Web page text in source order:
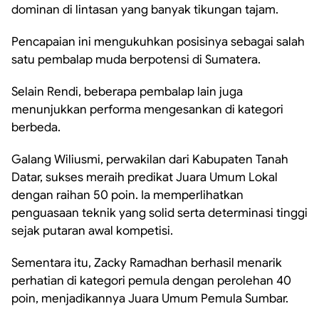
dominan di lintasan yang banyak tikungan tajam.
Pencapaian ini mengukuhkan posisinya sebagai salah
satu pembalap muda berpotensi di Sumatera.
Selain Rendi, beberapa pembalap lain juga
menunjukkan performa mengesankan di kategori
berbeda.
Galang Wiliusmi, perwakilan dari Kabupaten Tanah
Datar, sukses meraih predikat Juara Umum Lokal
dengan raihan 50 poin. Ia memperlihatkan
penguasaan teknik yang solid serta determinasi tinggi
sejak putaran awal kompetisi.
Sementara itu, Zacky Ramadhan berhasil menarik
perhatian di kategori pemula dengan perolehan 40
poin, menjadikannya Juara Umum Pemula Sumbar.